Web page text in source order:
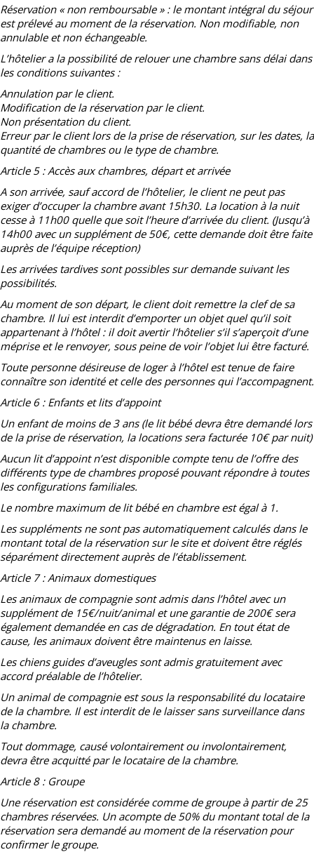
Réservation « non remboursable » : le montant intégral du séjour
est prélevé au moment de la réservation. Non modifiable, non
annulable et non échangeable.
L’hôtelier a la possibilité de relouer une chambre sans délai dans
les conditions suivantes :
Annulation par le client.
Modification de la réservation par le client.
Non présentation du client.
Erreur par le client lors de la prise de réservation, sur les dates, la
quantité de chambres ou le type de chambre.
Article 5 : Accès aux chambres, départ et arrivée
A son arrivée, sauf accord de l’hôtelier, le client ne peut pas
exiger d’occuper la chambre avant 15h30. La location à la nuit
cesse à 11h00 quelle que soit l’heure d’arrivée du client. (Jusqu’à
14h00 avec un supplément de 50€, cette demande doit être faite
auprès de l’équipe réception)
Les arrivées tardives sont possibles sur demande suivant les
possibilités.
Au moment de son départ, le client doit remettre la clef de sa
chambre. Il lui est interdit d’emporter un objet quel qu’il soit
appartenant à l’hôtel : il doit avertir l’hôtelier s’il s’aperçoit d’une
méprise et le renvoyer, sous peine de voir l’objet lui être facturé.
Toute personne désireuse de loger à l’hôtel est tenue de faire
connaître son identité et celle des personnes qui l’accompagnent.
Article 6 : Enfants et lits d’appoint
Un enfant de moins de 3 ans (le lit bébé devra être demandé lors
de la prise de réservation, la locations sera facturée 10€ par nuit)
Aucun lit d’appoint n’est disponible compte tenu de l’offre des
différents type de chambres proposé pouvant répondre à toutes
les configurations familiales.
Le nombre maximum de lit bébé en chambre est égal à 1.
Les suppléments ne sont pas automatiquement calculés dans le
montant total de la réservation sur le site et doivent être réglés
séparément directement auprès de l’établissement.
Article 7 : Animaux domestiques
Les animaux de compagnie sont admis dans l’hôtel avec un
supplément de 15€/nuit/animal et une garantie de 200€ sera
également demandée en cas de dégradation. En tout état de
cause, les animaux doivent être maintenus en laisse.
Les chiens guides d’aveugles sont admis gratuitement avec
accord préalable de l’hôtelier.
Un animal de compagnie est sous la responsabilité du locataire
de la chambre. Il est interdit de le laisser sans surveillance dans
la chambre.
Tout dommage, causé volontairement ou involontairement,
devra être acquitté par le locataire de la chambre.
Article 8 : Groupe
Une réservation est considérée comme de groupe à partir de 25
chambres réservées. Un acompte de 50% du montant total de la
réservation sera demandé au moment de la réservation pour
confirmer le groupe.